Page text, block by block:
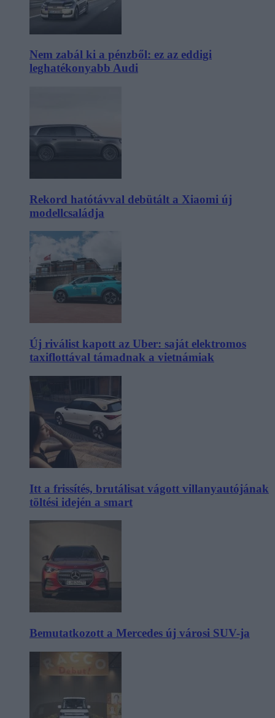
Nem zabál ki a pénzből: ez az eddigi
leghatékonyabb Audi
Rekord hatótávval debütált a Xiaomi új
modellcsaládja
Új riválist kapott az Uber: saját elektromos
taxiflottával támadnak a vietnámiak
Itt a frissítés, brutálisat vágott villanyautójának
töltési idején a smart
Bemutatkozott a Mercedes új városi SUV-ja